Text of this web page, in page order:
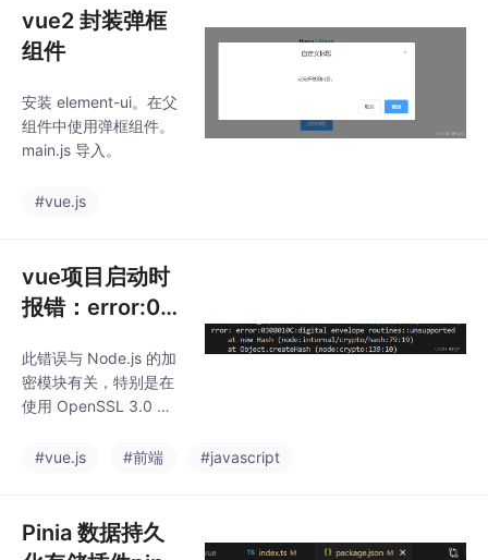
vue2 封装弹框
组件
安装 element-ui。在父
组件中使用弹框组件。
main.js 导入。
#vue.js
vue项目启动时
报错：error:03
envelope routi
nes::unsuppor
此错误与 Node.js 的加
密模块有关，特别是在
使用 OpenSSL 3.0 及
在启动时可能会依赖一
中默认被禁用，导致。
降级 Node.js 到 16.x
#vue.js #前端 #javascript
Pinia 数据持久